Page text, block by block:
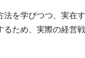
を学びつつ、実在
ため、実際の経営